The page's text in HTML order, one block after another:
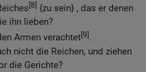
[8] {zu sein} , das er denen
ihn lieben?
Armen verachtet[9].
nicht die Reichen, und ziehen
die Gerichte?